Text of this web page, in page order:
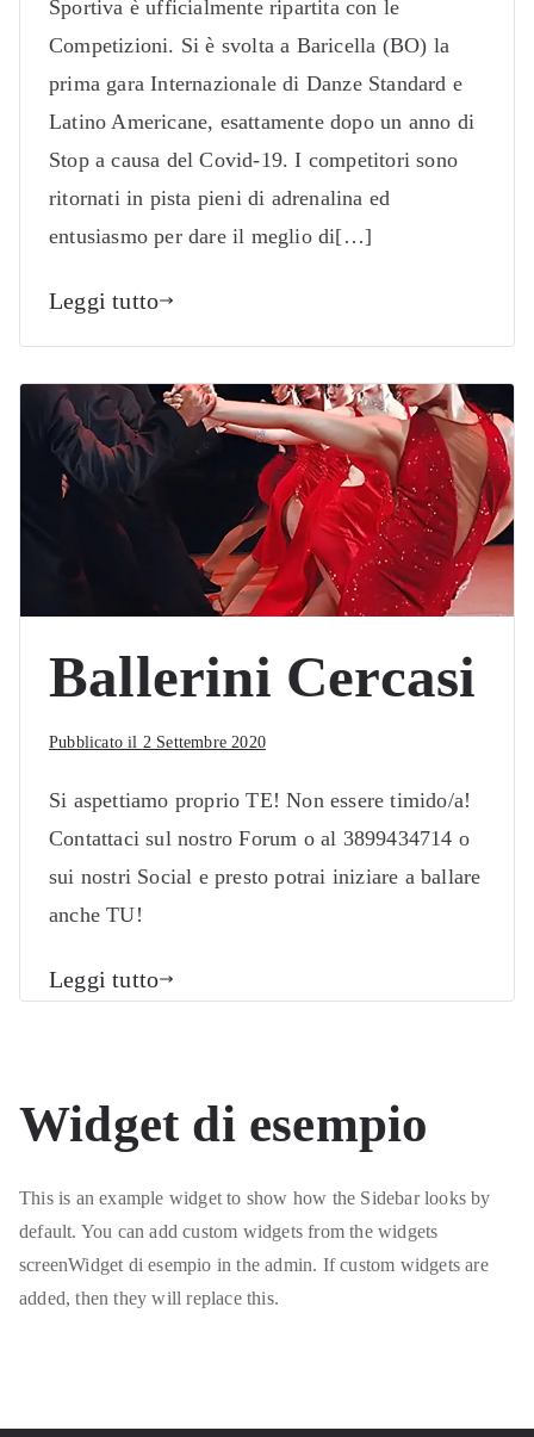
Sportiva è ufficialmente ripartita con le
Competizioni. Si è svolta a Baricella (BO) la
prima gara Internazionale di Danze Standard e
Latino Americane, esattamente dopo un anno di
Stop a causa del Covid-19. I competitori sono
ritornati in pista pieni di adrenalina ed
entusiasmo per dare il meglio di[…]
Leggi tutto
Ballerini Cercasi
Pubblicato il 2 Settembre 2020
Si aspettiamo proprio TE! Non essere timido/a!
Contattaci sul nostro Forum o al 3899434714 o
sui nostri Social e presto potrai iniziare a ballare
anche TU!
Leggi tutto
Widget di esempio
This is an example widget to show how the Sidebar looks by
default. You can add custom widgets from the widgets
screenWidget di esempio in the admin. If custom widgets are
added, then they will replace this.